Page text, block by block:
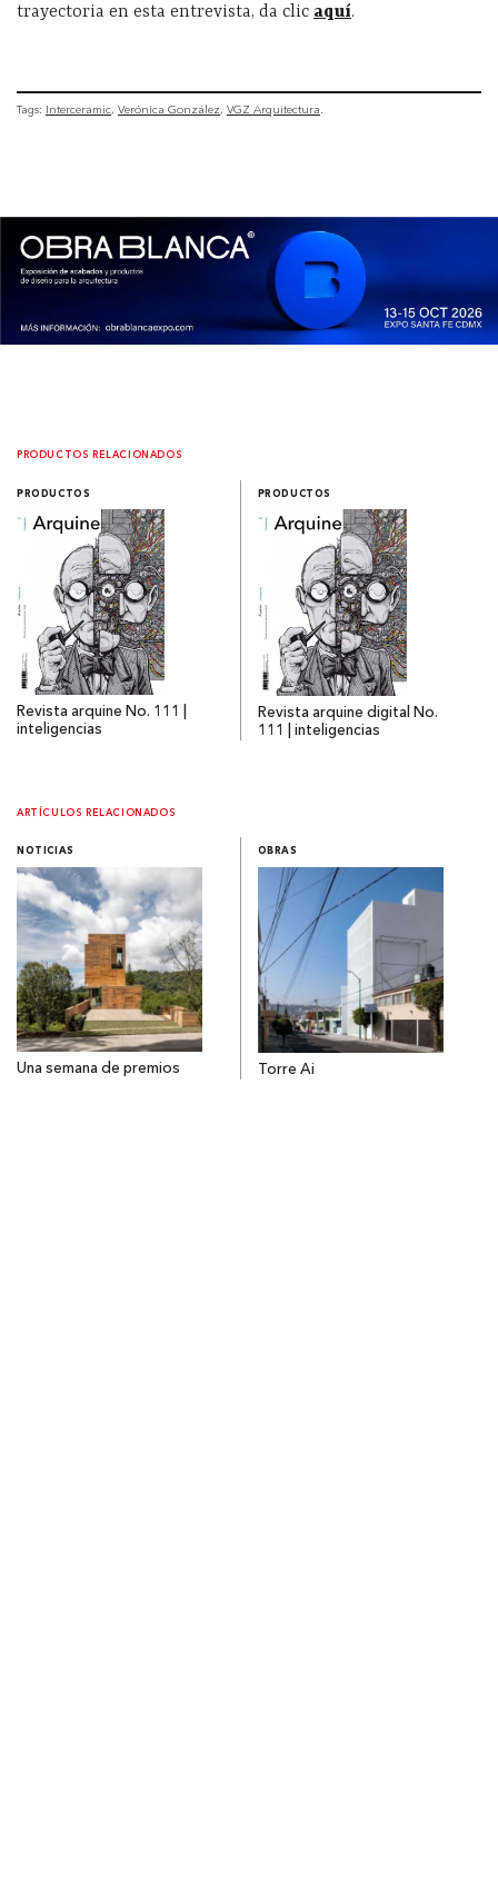
trayectoria en esta entrevista, da clic aquí.
Tags: Interceramic Verónica González VGZ Arquitectura
PRODUCTOS RELACIONADOS
PRODUCTOS
Revista arquine No. 111 |
inteligencias
PRODUCTOS
Revista arquine digital No.
111 | inteligencias
ARTÍCULOS RELACIONADOS
NOTICIAS
Una semana de premios
OBRAS
Torre Ai